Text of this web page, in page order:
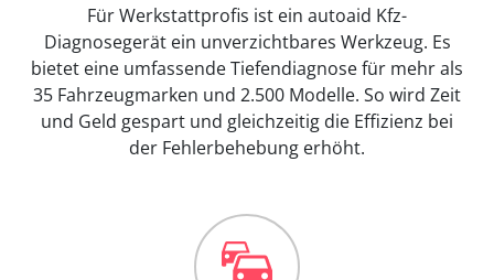
Für Werkstattprofis ist ein autoaid Kfz-
Diagnosegerät ein unverzichtbares Werkzeug. Es
bietet eine umfassende Tiefendiagnose für mehr als
35 Fahrzeugmarken und 2.500 Modelle. So wird Zeit
und Geld gespart und gleichzeitig die Effizienz bei
der Fehlerbehebung erhöht.